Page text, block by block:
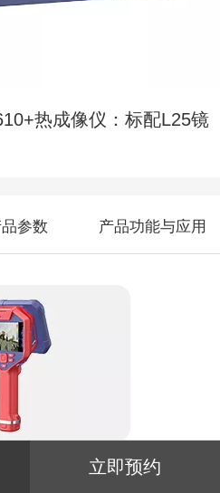
热成像仪：标配L25镜
参数 产品功能与应用
立即预约